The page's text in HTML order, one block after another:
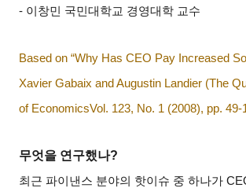
- 이창민 국민대학교 경영대학 교수
Based on “Why Has CEO Pay Increased
Xavier Gabaix and Augustin Landier (The
of EconomicsVol. 123, No. 1 (2008), pp. 49-
무엇을 연구했나?
최근 파이낸스 분야의 핫이슈 중 하나가